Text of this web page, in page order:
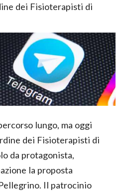
dei Fisioterapisti di
lungo, ma oggi
dei Fisioterapisti di
da protagonista,
la proposta
Il patrocinio